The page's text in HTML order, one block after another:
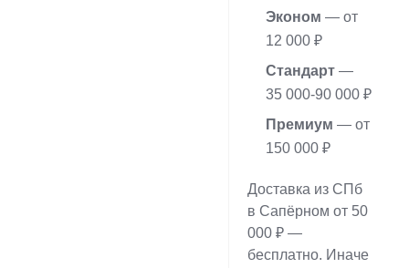
Эконом — от
12 000 ₽
Стандарт —
35 000-90 000 ₽
Премиум — от
150 000 ₽
Доставка из СПб
в Сапёрном от 50
000 ₽ —
бесплатно. Иначе